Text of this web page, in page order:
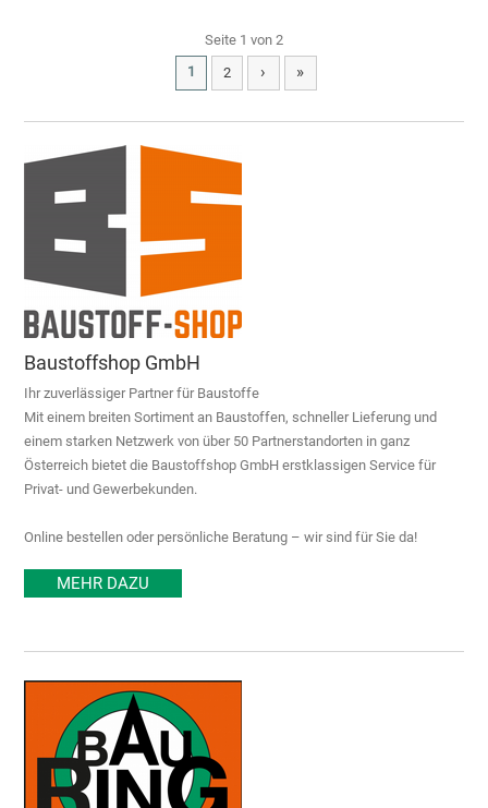
Seite 1 von 2
1
2 › »
Baustoffshop GmbH
Ihr zuverlässiger Partner für Baustoffe
Mit einem breiten Sortiment an Baustoffen, schneller Lieferung und
einem starken Netzwerk von über 50 Partnerstandorten in ganz
Österreich bietet die Baustoffshop GmbH erstklassigen Service für
Privat- und Gewerbekunden.
Online bestellen oder persönliche Beratung – wir sind für Sie da!
MEHR DAZU